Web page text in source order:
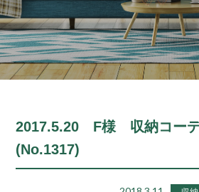
2017.5.20 F様 収納コーデ
(No.1317)